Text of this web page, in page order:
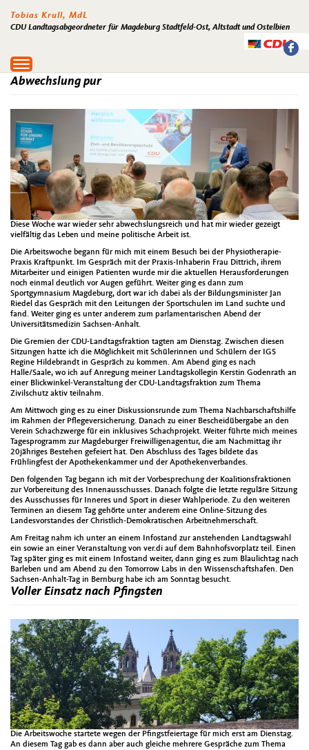
Tobias Krull, MdL
CDU Landtagsabgeordneter für Magdeburg Stadtfeld-Ost, Altstadt und Ostelbien
Toggle
navigation
Abwechslung pur
Diese Woche war wieder sehr abwechslungsreich und hat mir wieder gezeigt
vielfältig das Leben und meine politische Arbeit ist.
Die Arbeitswoche begann für mich mit einem Besuch bei der Physiotherapie-
Praxis Kraftpunkt. Im Gespräch mit der Praxis-Inhaberin Frau Dittrich, ihrem
Mitarbeiter und einigen Patienten wurde mir die aktuellen Herausforderungen
noch einmal deutlich vor Augen geführt. Weiter ging es dann zum
Sportgymnasium Magdeburg, dort war ich dabei als der Bildungsminister Jan
Riedel das Gespräch mit den Leitungen der Sportschulen im Land suchte und
fand. Weiter ging es unter anderem zum parlamentarischen Abend der
Universitätsmedizin Sachsen-Anhalt.
Die Gremien der CDU-Landtagsfraktion tagten am Dienstag. Zwischen diesen
Sitzungen hatte ich die Möglichkeit mit Schülerinnen und Schülern der IGS
Regine Hildebrandt in Gespräch zu kommen. Am Abend ging es nach
Halle/Saale, wo ich auf Anregung meiner Landtagskollegin Kerstin Godenrath an
einer Blickwinkel-Veranstaltung der CDU-Landtagsfraktion zum Thema
Zivilschutz aktiv teilnahm.
Am Mittwoch ging es zu einer Diskussionsrunde zum Thema Nachbarschaftshilfe
im Rahmen der Pflegeversicherung. Danach zu einer Bescheidübergabe an den
Verein Schachzwerge für ein inklusives Schachprojekt. Weiter führte mich meines
Tagesprogramm zur Magdeburger Freiwilligenagentur, die am Nachmittag ihr
20jähriges Bestehen gefeiert hat. Den Abschluss des Tages bildete das
Frühlingfest der Apothekenkammer und der Apothekenverbandes.
Den folgenden Tag begann ich mit der Vorbesprechung der Koalitionsfraktionen
zur Vorbereitung des Innenausschusses. Danach folgte die letzte reguläre Sitzung
des Ausschusses für Inneres und Sport in dieser Wahlperiode. Zu den weiteren
Terminen an diesem Tag gehörte unter anderem eine Online-Sitzung des
Landesvorstandes der Christlich-Demokratischen Arbeitnehmerschaft.
Am Freitag nahm ich unter an einem Infostand zur anstehenden Landtagswahl
ein sowie an einer Veranstaltung von ver.di auf dem Bahnhofsvorplatz teil. Einen
Tag später ging es mit einem Infostand weiter, dann ging es zum Blaulichtag nach
Barleben und am Abend zu den Tomorrow Labs in den Wissenschaftshafen. Den
Sachsen-Anhalt-Tag in Bernburg habe ich am Sonntag besucht.
Voller Einsatz nach Pfingsten
Die Arbeitswoche startete wegen der Pfingstfeiertage für mich erst am Dienstag.
An diesem Tag gab es dann aber auch gleiche mehrere Gespräche zum Thema